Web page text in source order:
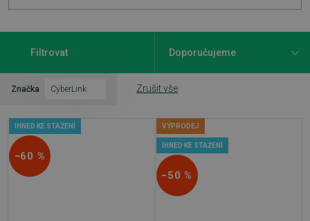
Filtrovat
Značka CyberLink Zrušit vše
IHNED KE STAŽENÍ
−60 %
VÝPRODEJ
IHNED KE STAŽENÍ
−50 %